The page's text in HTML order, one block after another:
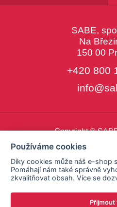
SABE,
Na
150 00
+420 800
Copyright ©
Používáme cookies
Díky cookies může náš e-shop
Pomáhají nám také správně
zkvalitňovat obsah. Více se
Přijmout